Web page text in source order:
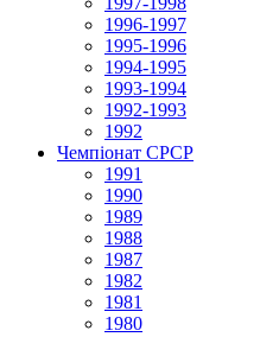
1996-1997
1995-1996
1994-1995
1993-1994
1992-1993
1992
Чемпіонат СРСР
1991
1990
1989
1988
1987
1982
1981
1980